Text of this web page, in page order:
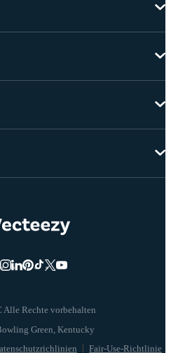
Rechte vorbehalten
Fair-Use-Richtlinie